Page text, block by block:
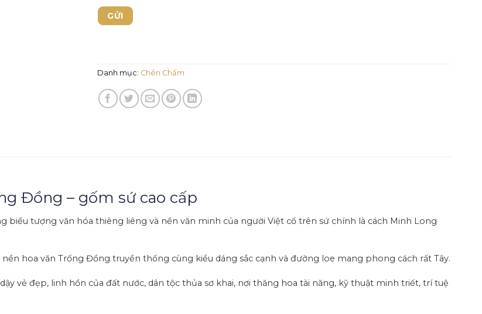
Danh mục: Chén Chấm
Đồng – gốm sứ cao cấp
biểu tượng văn hóa thiêng liêng và nền văn minh của người Việt cổ trên sứ chính là cách Minh Long
hoa văn Trống Đồng truyền thống cùng kiểu dáng sắc cạnh và đường loe mang phong cách rất Tây.
vẻ đẹp, linh hồn của đất nước, dân tộc thủa sơ khai, nơi thăng hoa tài năng, kỹ thuật minh triết, trí tuệ